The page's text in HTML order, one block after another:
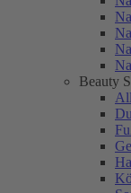
Beauty